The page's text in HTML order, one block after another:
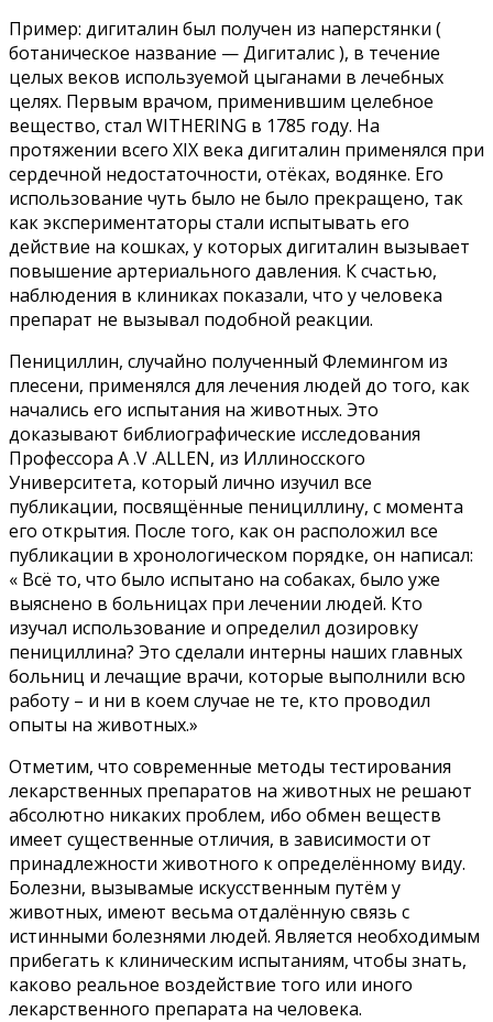
Пример: дигиталин был получен из наперстянки (
ботаническое название — Дигиталис ), в течение
целых веков используемой цыганами в лечебных
целях. Первым врачом, применившим целебное
вещество, стал WITHERING в 1785 году. На
протяжении всего XIX века дигиталин применялся при
сердечной недостаточности, отёках, водянке. Его
использование чуть было не было прекращено, так
как экспериментаторы стали испытывать его
действие на кошках, у которых дигиталин вызывает
повышение артериального давления. К счастью,
наблюдения в клиниках показали, что у человека
препарат не вызывал подобной реакции.
Пенициллин, случайно полученный Флемингом из
плесени, применялся для лечения людей до того, как
начались его испытания на животных. Это
доказывают библиографические исследования
Профессора A .V .ALLEN, из Иллиносского
Университета, который лично изучил все
публикации, посвящённые пенициллину, с момента
его открытия. После того, как он расположил все
публикации в хронологическом порядке, он написал:
« Всё то, что было испытано на собаках, было уже
выяснено в больницах при лечении людей. Кто
изучал использование и определил дозировку
пенициллина? Это сделали интерны наших главных
больниц и лечащие врачи, которые выполнили всю
работу – и ни в коем случае не те, кто проводил
опыты на животных.»
Отметим, что современные методы тестирования
лекарственных препаратов на животных не решают
абсолютно никаких проблем, ибо обмен веществ
имеет существенные отличия, в зависимости от
принадлежности животного к определённому виду.
Болезни, вызывамые искусственным путём у
животных, имеют весьма отдалённую связь с
истинными болезнями людей. Является необходимым
прибегать к клиническим испытаниям, чтобы знать,
каково реальное воздействие того или иного
лекарственного препарата на человека.